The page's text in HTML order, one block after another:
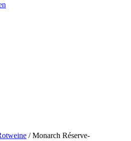
/ Monarch Réserve-